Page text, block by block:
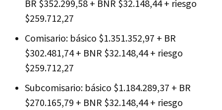
BR $352.299,58 + BNR $32.148,44 + riesgo
$259.712,27
Comisario: básico $1.351.352,97 + BR
$302.481,74 + BNR $32.148,44 + riesgo
$259.712,27
Subcomisario: básico $1.184.289,37 + BR
$270.165,79 + BNR $32.148,44 + riesgo